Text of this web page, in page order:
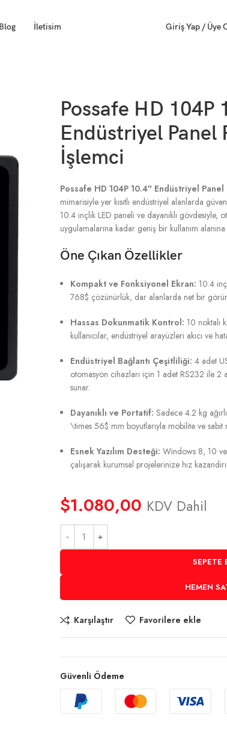
Blog İletisim Giriş Yap / Üye
Possafe HD 104P
Endüstriyel Panel
İşlemci
Possafe HD 104P 10.4″ Endüstriyel Panel
mimarisiyle yer kısıtlı endüstriyel alanlarda
10.4 inçlik LED paneli ve dayanıklı gövdesiyle,
uygulamalarına kadar geniş bir kullanım
Öne Çıkan Özellikler
Kompakt ve Fonksiyonel Ekran: 10.4
768$ çözünürlük, dar alanlarda net bir
Hassas Dokunmatik Kontrol: 10 noktalı
kullanıcılar, endüstriyel arayüzleri akıcı ve
Endüstriyel Bağlantı Çeşitliliği: 4 adet
otomasyon cihazları için 1 adet RS232 ile 2
sunar.
Dayanıklı ve Portatif: Sadece 4.2 kg
\times 56$ mm boyutlarıyla mobilite ve sabit
Esnek Yazılım Desteği: Windows 8, 10
çalışarak kurumsal projelerinize hız
$1.080,00 KDV Dahil
SEPETE
HEMEN
Karşılaştır Favorilere ekle
Güvenli Ödeme